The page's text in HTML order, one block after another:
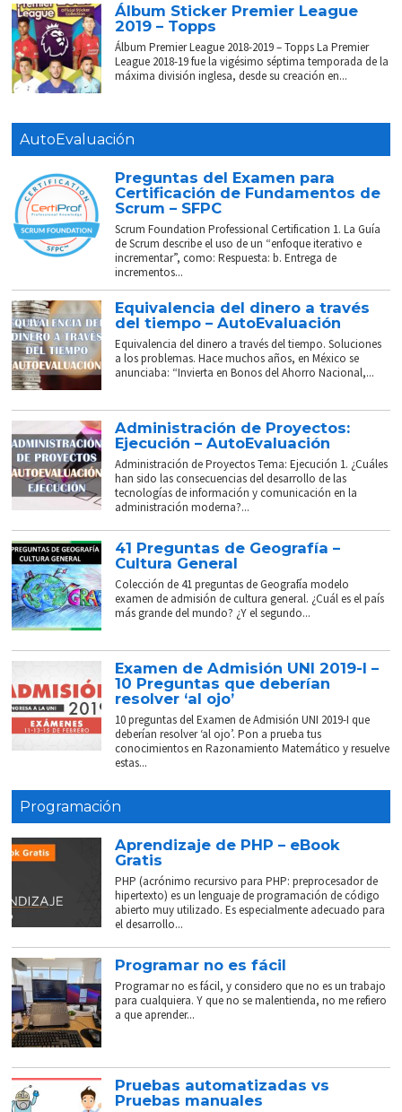
Álbum Sticker Premier League
2019 – Topps
Álbum Premier League 2018-2019 – Topps La Premier
League 2018-19 fue la vigésimo séptima temporada de la
máxima división inglesa, desde su creación en...
AutoEvaluación
Preguntas del Examen para
Certificación de Fundamentos de
Scrum – SFPC
Scrum Foundation Professional Certification 1. La Guía
de Scrum describe el uso de un “enfoque iterativo e
incrementar”, como: Respuesta: b. Entrega de
incrementos...
Equivalencia del dinero a través
del tiempo – AutoEvaluación
Equivalencia del dinero a través del tiempo. Soluciones
a los problemas. Hace muchos años, en México se
anunciaba: “Invierta en Bonos del Ahorro Nacional,...
Administración de Proyectos:
Ejecución – AutoEvaluación
Administración de Proyectos Tema: Ejecución 1. ¿Cuáles
han sido las consecuencias del desarrollo de las
tecnologías de información y comunicación en la
administración moderna?...
41 Preguntas de Geografía –
Cultura General
Colección de 41 preguntas de Geografía modelo
examen de admisión de cultura general. ¿Cuál es el país
más grande del mundo? ¿Y el segundo...
Examen de Admisión UNI 2019-I –
10 Preguntas que deberían
resolver ‘al ojo’
10 preguntas del Examen de Admisión UNI 2019-I que
deberían resolver ‘al ojo’. Pon a prueba tus
conocimientos en Razonamiento Matemático y resuelve
estas...
Programación
Aprendizaje de PHP – eBook
Gratis
PHP (acrónimo recursivo para PHP: preprocesador de
hipertexto) es un lenguaje de programación de código
abierto muy utilizado. Es especialmente adecuado para
el desarrollo...
Programar no es fácil
Programar no es fácil, y considero que no es un trabajo
para cualquiera. Y que no se malentienda, no me refiero
a que aprender...
Pruebas automatizadas vs
Pruebas manuales